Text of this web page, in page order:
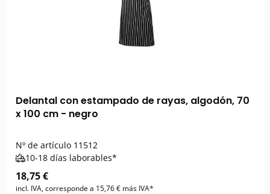
Delantal con estampado de rayas, algodón, 70
x 100 cm - negro
Nº de artículo 11512
10-18 días laborables*
18,75 €
incl. IVA, corresponde a 15,76 € más IVA*